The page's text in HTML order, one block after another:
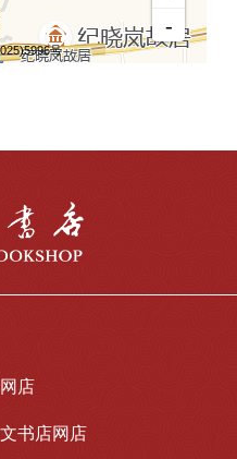
店
书店网店